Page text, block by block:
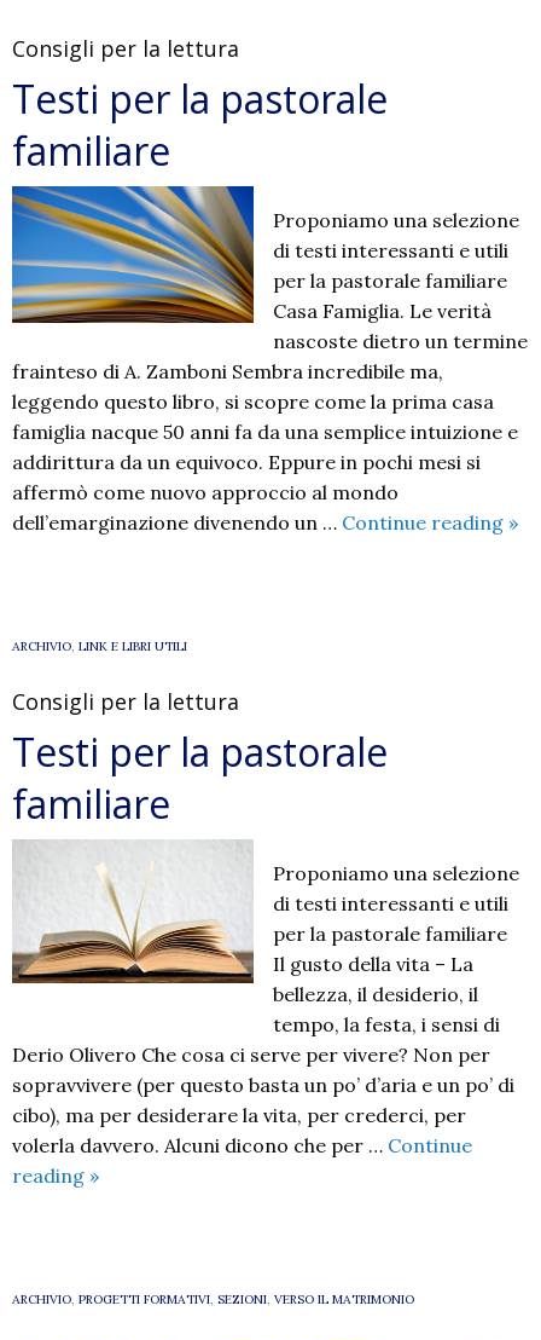
Consigli per la lettura
Testi per la pastorale
familiare
Proponiamo una selezione
di testi interessanti e utili
per la pastorale familiare
Casa Famiglia. Le verità
nascoste dietro un termine
frainteso di A. Zamboni Sembra incredibile ma,
leggendo questo libro, si scopre come la prima casa
famiglia nacque 50 anni fa da una semplice intuizione e
addirittura da un equivoco. Eppure in pochi mesi si
affermò come nuovo approccio al mondo
dell’emarginazione divenendo un … Continue reading »
ARCHIVIO, LINK E LIBRI UTILI
Consigli per la lettura
Testi per la pastorale
familiare
Proponiamo una selezione
di testi interessanti e utili
per la pastorale familiare
Il gusto della vita – La
bellezza, il desiderio, il
tempo, la festa, i sensi di
Derio Olivero Che cosa ci serve per vivere? Non per
sopravvivere (per questo basta un po’ d’aria e un po’ di
cibo), ma per desiderare la vita, per crederci, per
volerla davvero. Alcuni dicono che per … Continue
reading Testi
familiare
»
ARCHIVIO, PROGETTI FORMATIVI, SEZIONI, VERSO IL MATRIMONIO